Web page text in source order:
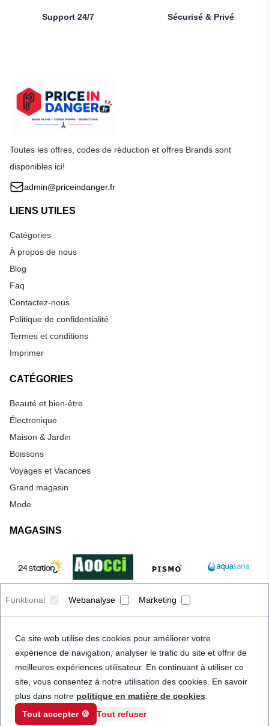
Support 24/7 Sécurisé & Privé
Funktional Webanalyse Marketing
Ce site web utilise des cookies pour améliorer votre
expérience de navigation, analyser le trafic du site et offrir de
meilleures expériences utilisateur. En continuant à utiliser ce
site, vous consentez à notre utilisation des cookies. En savoir
plus dans notre politique en matière de cookies
Tout accepter 🍪
Tout refuser
Toutes les offres, codes de réduction et offres Brands sont
disponibles ici!
admin@priceindanger.fr
LIENS UTILES
Catégories
À propos de nous
Blog
Faq
Contactez-nous
Politique de confidentialité
Termes et conditions
Imprimer
CATÉGORIES
Beauté et bien-être
Électronique
Maison & Jardin
Boissons
Voyages et Vacances
Grand magasin
Mode
MAGASINS
© 2026 Priceindanger. Tous droits réservés.